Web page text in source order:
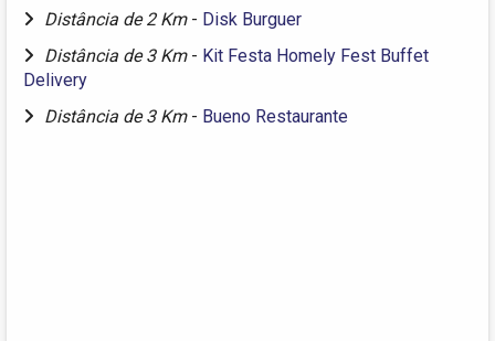
Distância de 2 Km - Disk Burguer
Distância de 3 Km - Kit Festa Homely Fest Buffet
Delivery
Distância de 3 Km - Bueno Restaurante